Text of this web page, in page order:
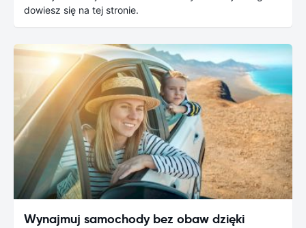
dowiesz się na tej stronie.
Wynajmuj samochody bez obaw dzięki